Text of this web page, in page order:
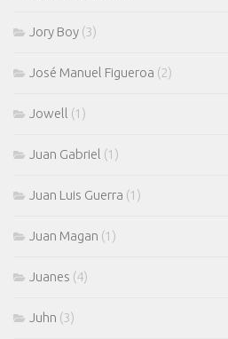
Jory Boy (3)
José Manuel Figueroa (2)
Jowell (1)
Juan Gabriel (1)
Juan Luis Guerra (1)
Juan Magan (1)
Juanes (4)
Juhn (3)